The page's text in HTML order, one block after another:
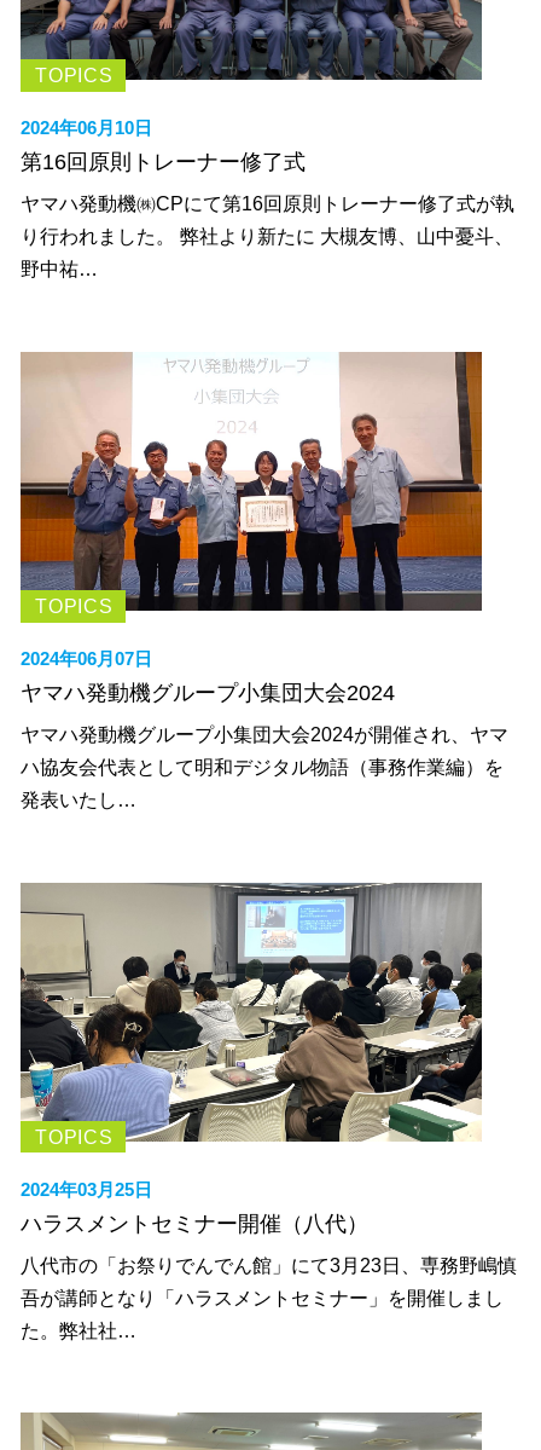
TOPICS
2024年06月10日
第16回原則トレーナー修了式
ヤマハ発動機㈱CPにて第16回原則トレーナー修了式が執
り行われました。 弊社より新たに 大槻友博、山中憂斗、
野中祐…
TOPICS
2024年06月07日
ヤマハ発動機グループ小集団大会2024
ヤマハ発動機グループ小集団大会2024が開催され、ヤマ
ハ協友会代表として明和デジタル物語（事務作業編）を
発表いたし…
TOPICS
2024年03月25日
ハラスメントセミナー開催（八代）
八代市の「お祭りでんでん館」にて3月23日、専務野嶋慎
吾が講師となり「ハラスメントセミナー」を開催しまし
た。弊社社…